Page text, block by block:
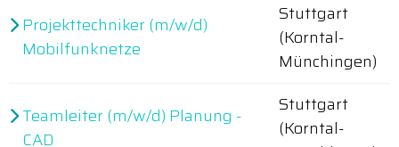
Projekttechniker (m/w/d)
Mobilfunknetze
Stuttgart
(Korntal-
Münchingen)
Teamleiter (m/w/d) Planung -
CAD
Stuttgart
(Korntal-